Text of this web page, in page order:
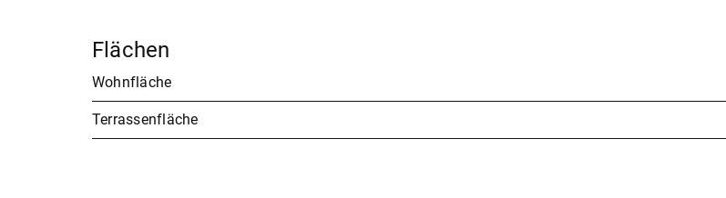
Flächen
Wohnfläche
Terrassenfläche